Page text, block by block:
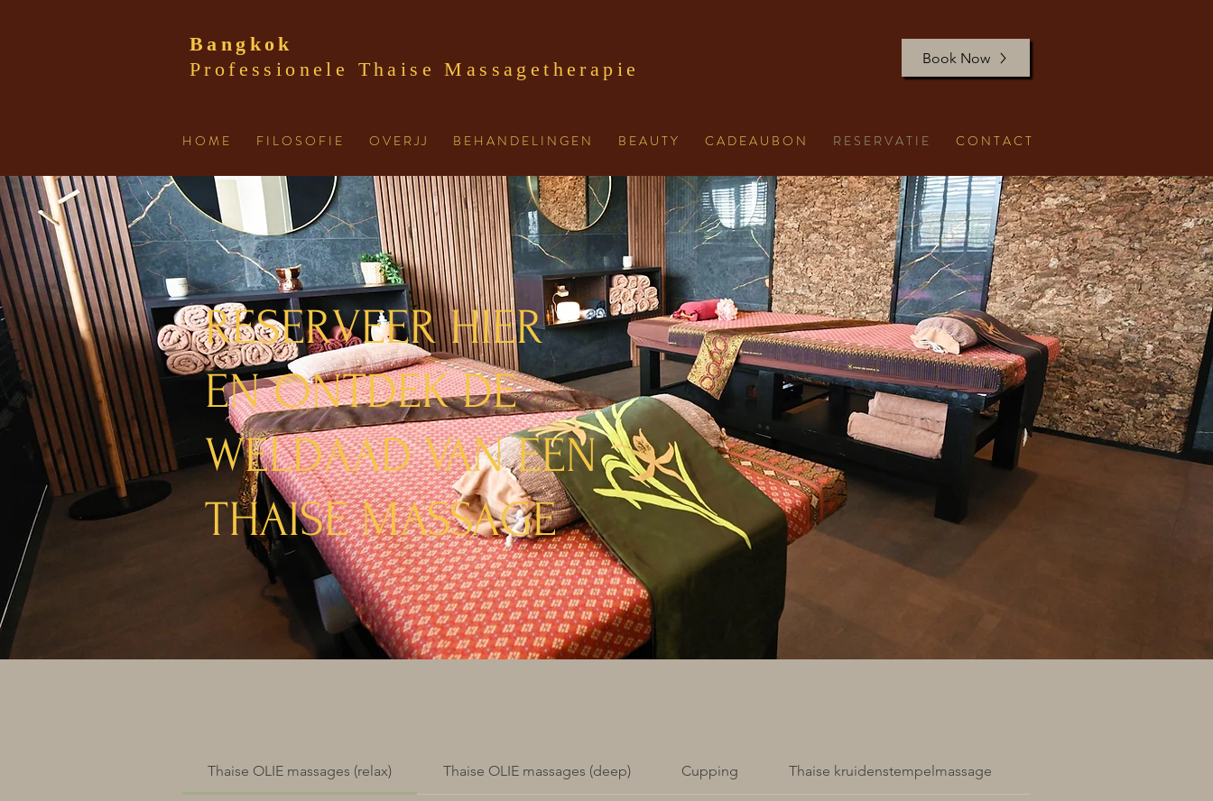
Bangkok
Professionele Thaise Massagetherapie
Book Now
H O M E F I L O S O F I E O V E R J J B E H A N D E L I N G E N B E A U T Y C A D E A U B O N R E S E R V A T I E C O N T A C T
RESERVEER HIER
EN ONTDEK DE
WELDAAD VAN EEN
THAISE MASSAGE
Thaise OLIE massages (relax) Thaise OLIE massages (deep) Cupping Thaise kruidenstempelmassage